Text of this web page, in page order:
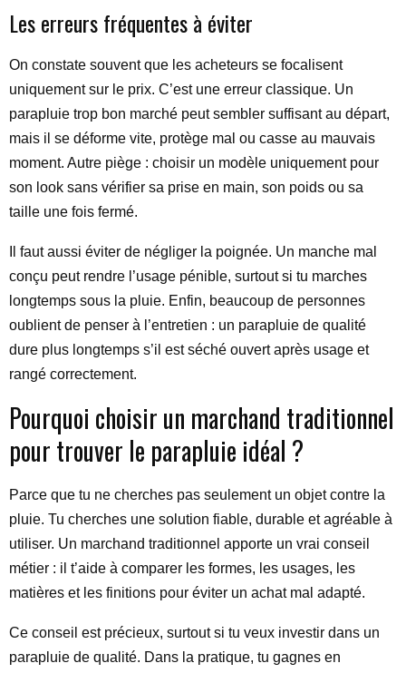
Les erreurs fréquentes à éviter
On constate souvent que les acheteurs se focalisent
uniquement sur le prix. C’est une erreur classique. Un
parapluie trop bon marché peut sembler suffisant au départ,
mais il se déforme vite, protège mal ou casse au mauvais
moment. Autre piège : choisir un modèle uniquement pour
son look sans vérifier sa prise en main, son poids ou sa
taille une fois fermé.
Il faut aussi éviter de négliger la poignée. Un manche mal
conçu peut rendre l’usage pénible, surtout si tu marches
longtemps sous la pluie. Enfin, beaucoup de personnes
oublient de penser à l’entretien : un parapluie de qualité
dure plus longtemps s’il est séché ouvert après usage et
rangé correctement.
Pourquoi choisir un marchand traditionnel
pour trouver le parapluie idéal ?
Parce que tu ne cherches pas seulement un objet contre la
pluie. Tu cherches une solution fiable, durable et agréable à
utiliser. Un marchand traditionnel apporte un vrai conseil
métier : il t’aide à comparer les formes, les usages, les
matières et les finitions pour éviter un achat mal adapté.
Ce conseil est précieux, surtout si tu veux investir dans un
parapluie de qualité. Dans la pratique, tu gagnes en